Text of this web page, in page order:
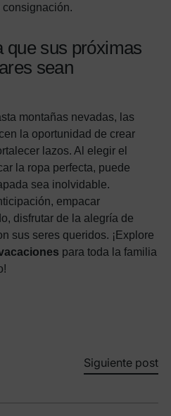
que sus próximas
sean
montañas nevadas, las
la oportunidad de crear
lazos. Al elegir el
la ropa perfecta, puede
sea inolvidable.
empacar
disfrutar de la alegría de
sus seres queridos. ¡Explore
para toda la familia
Siguiente post